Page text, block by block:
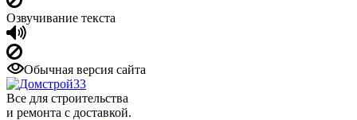
Озвучивание текста
Обычная версия сайта
Все для строительства
и ремонта с доставкой.